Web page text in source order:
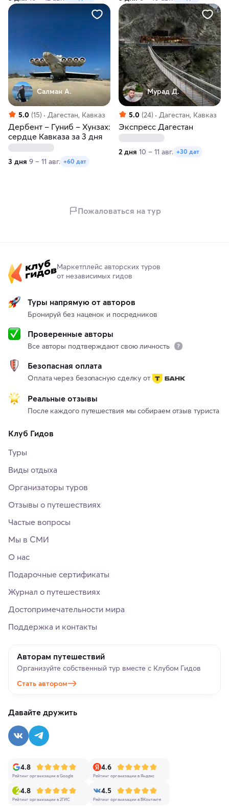
Салман А.
5.0 (15) Дагестан, Кавказ
Дербент – Гуниб – Хунзах:
сердце Кавказа за 3 дня
3 дня 9 – 11 авг. +60 дат
Мурад Д.
5.0 (24) Дагестан, Кавказ
Экспресс Дагестан
2 дня 10 – 11 авг. +30 дат
Пожаловаться на тур
Маркетплейс авторских туров
от независимых гидов
Туры напрямую от авторов
Бронируй без наценок и посредников
Проверенные авторы
Все авторы подтверждают свою личность
Безопасная оплата
Оплата через безопасную сделку от
Реальные отзывы
После каждого путешествия мы собираем отзыв туриста
Клуб Гидов
Туры
Виды отдыха
Организаторы туров
Отзывы о путешествиях
Частые вопросы
Мы в СМИ
О нас
Подарочные сертификаты
Журнал о путешествиях
Достопримечательности мира
Поддержка и контакты
Авторам путешествий
Организуйте собственный тур вместе с Клубом Гидов
Стать автором
Давайте дружить
4.8
Рейтинг организации в Google
4.6
Рейтинг организации в Яндекс
4.8
Рейтинг организации в 2ГИС
4.5
Рейтинг организации в ВКонтакте